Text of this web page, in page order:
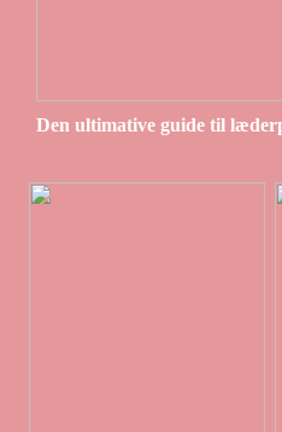
Den ultimative guide til